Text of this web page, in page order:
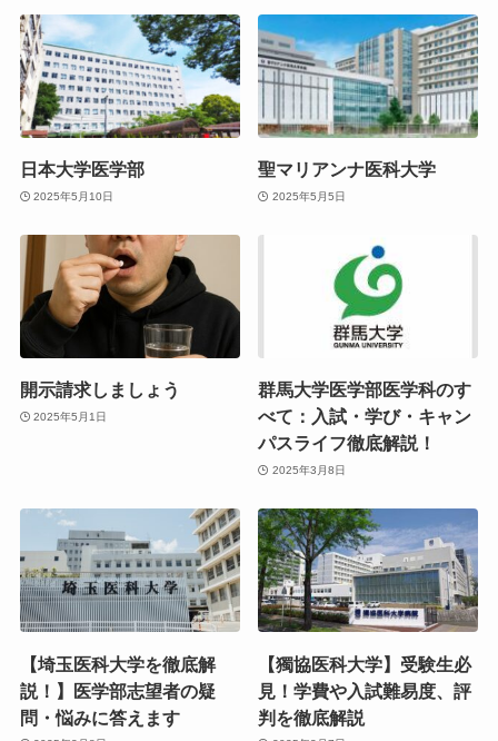
日本大学医学部
2025年5月10日
聖マリアンナ医科大学
2025年5月5日
開示請求しましょう
2025年5月1日
群馬大学医学部医学科のす
べて：入試・学び・キャン
パスライフ徹底解説！
2025年3月8日
【埼玉医科大学を徹底解
説！】医学部志望者の疑
問・悩みに答えます
【獨協医科大学】受験生必
見！学費や入試難易度、評
判を徹底解説